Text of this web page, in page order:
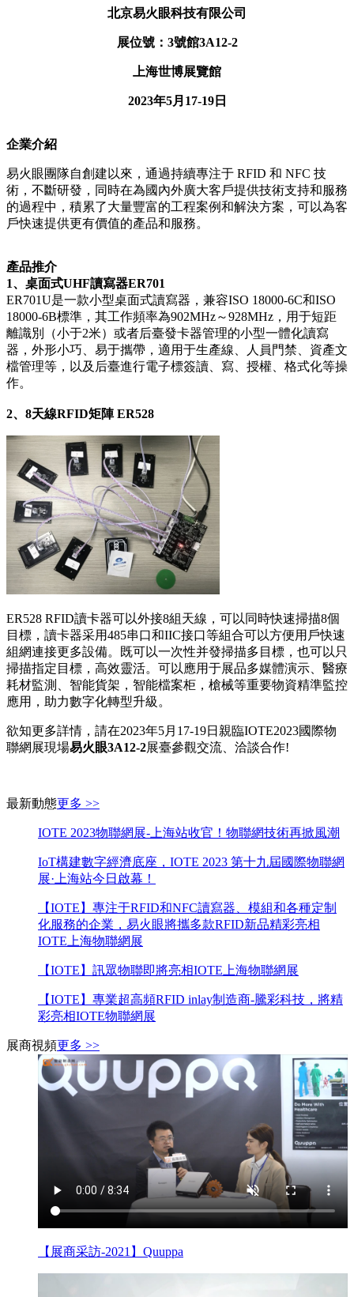
北京易火眼科技有限公司
展位號： 3號館3A12-2
上海世博展覽館
2023年5月17-19日
企業介紹
易火眼團隊自創建以來，通過持續專注于 RFID 和 NFC 技
術，不斷研發，同時在為國內外廣大客戶提供技術支持和服務
的過程中，積累了大量豐富的工程案例和解決方案，可以為客
戶快速提供更有價值的產品和服務。
產品推介
1、 桌面式UHF讀寫器ER701
ER701U是一款小型桌面式讀寫器，兼容ISO 18000-6C和ISO
18000-6B標準，其工作頻率為902MHz～928MHz，用于短距
離識別（小于2米）或者后臺發卡器管理的小型一體化讀寫
器，外形小巧、易于攜帶，適用于生產線、人員門禁、資產文
檔管理等，以及后臺進行電子標簽讀、寫、授權、格式化等操
作。
2、8天線RFID矩陣ER528
ER528 RFID讀卡器可以外接8組天線，可以同時快速掃描8個
目標，讀卡器采用485串口和IIC接口等組合可以方便用戶快速
組網連接更多設備。既可以一次性并發掃描多目標，也可以只
掃描指定目標，高效靈活。可以應用于展品多媒體演示、醫療
耗材監測、智能貨架，智能檔案柜，槍械等重要物資精準監控
應用，助力數字化轉型升級。
欲知更多詳情，請在2023年5月17-19日親臨IOTE2023國際物
聯網展現場易火眼3A12-2展臺參觀交流、洽談合作!
最新動態更多 >>
IOTE 2023物聯網展-上海站收官！物聯網技術再掀風潮
IoT構建數字經濟底座，IOTE 2023 第十九屆國際物聯網
展·上海站今日啟幕！
【IOTE】專注于RFID和NFC讀寫器、模組和各種定制
化服務的企業，易火眼將攜多款RFID新品精彩亮相
IOTE上海物聯網展
【IOTE】訊眾物聯即將亮相IOTE上海物聯網展
【IOTE】專業超高頻RFID inlay制造商-騰彩科技，將精
彩亮相IOTE物聯網展
展商視頻更多 >>
【展商采訪-2021】Quuppa